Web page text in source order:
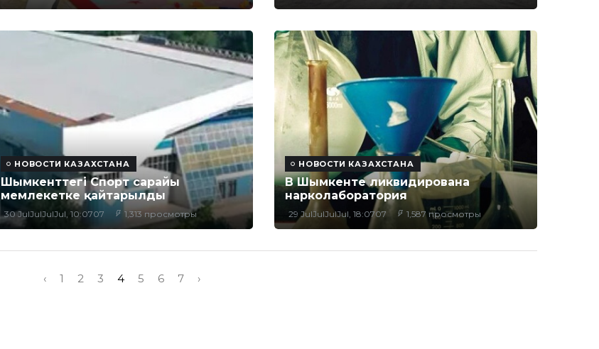
НОВОСТИ КАЗАХСТАНА
Шымкенттегі Спорт сарайы
мемлекетке қайтарылды
30 JulJulJulJul, 10:0707 1,313 просмотры
НОВОСТИ КАЗАХСТАНА
В Шымкенте ликвидирована
нарколаборатория
29 JulJulJulJul, 18:0707 1,587 просмотры
‹ 1 2 3 4 5 6 7 ›